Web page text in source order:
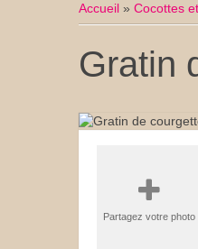
Accueil » Cocottes
Gratin
Partagez votre photo